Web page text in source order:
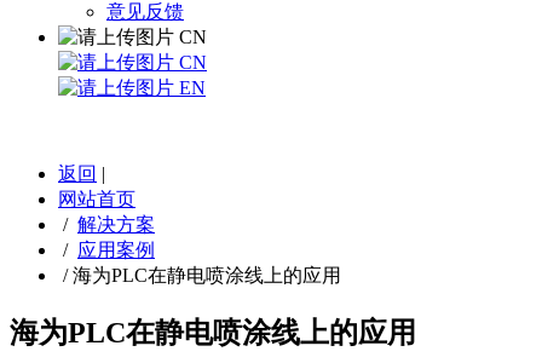
意见反馈
CN
CN
EN
返回 |
网站首页
/ 解决方案
/ 应用案例
/海为PLC在静电喷涂线上的应用
海为PLC在静电喷涂线上的应用